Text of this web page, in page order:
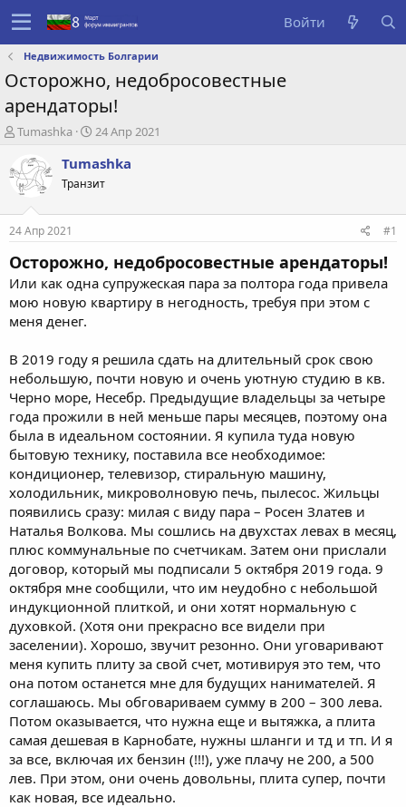
Войти
Недвижимость Болгарии
Осторожно, недобросовестные
арендаторы!
А
т
о
р
т
е
ы
Tumashka
Д
т
а
о
а
н
и
я
24 Апр 2021
Tumashka
Транзит
24 Апр 2021 #1
Осторожно, недобросовестные арендаторы!
Или как одна супружеская пара за полтора года привела
мою новую квартиру в негодность, требуя при этом с
меня денег.
В 2019 году я решила сдать на длительный срок свою
небольшую, почти новую и очень уютную студию в кв.
Черно море, Несебр. Предыдущие владельцы за четыре
года прожили в ней меньше пары месяцев, поэтому она
была в идеальном состоянии. Я купила туда новую
бытовую технику, поставила все необходимое:
кондиционер, телевизор, стиральную машину,
холодильник, микроволновую печь, пылесос. Жильцы
появились сразу: милая с виду пара – Росен Златев и
Наталья Волкова. Мы сошлись на двухстах левах в месяц,
плюс коммунальные по счетчикам. Затем они прислали
договор, который мы подписали 5 октября 2019 года. 9
октября мне сообщили, что им неудобно с небольшой
индукционной плиткой, и они хотят нормальную с
духовкой. (Хотя они прекрасно все видели при
заселении). Хорошо, звучит резонно. Они уговаривают
меня купить плиту за свой счет, мотивируя это тем, что
она потом останется мне для будущих нанимателей. Я
соглашаюсь. Мы обговариваем сумму в 200 – 300 лева.
Потом оказывается, что нужна еще и вытяжка, а плита
самая дешевая в Карнобате, нужны шланги и тд и тп. И я
за все, включая их бензин (!!!), уже плачу не 200, а 500
лев. При этом, они очень довольны, плита супер, почти
как новая, все идеально.